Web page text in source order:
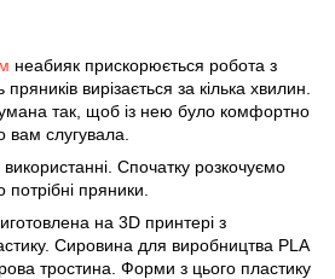
неабияк прискорюється робота з
пряників вирізається за кілька хвилин.
так, щоб із нею було комфортно
вам слугувала.
використанні. Спочатку розкочуємо
пряники.
на 3D принтері з
Сировина для виробництва PLA
тростина. Форми з цього пластику